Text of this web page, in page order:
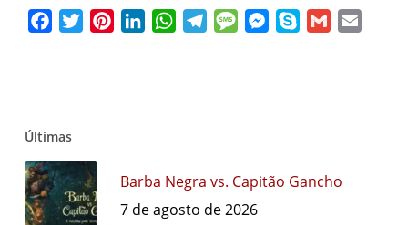
FacebookTwitterPinterestLinkedInWhatsAppTelegramMessageMessenger
Skype Gmail
Últimas
Barba Negra vs. Capitão Gancho
7 de agosto de 2026